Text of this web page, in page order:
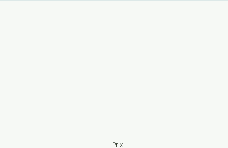
Prix